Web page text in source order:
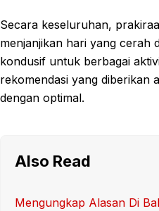
Secara keseluruhan,
menjanjikan hari yang cerah
kondusif untuk berbagai
rekomendasi yang diberikan
dengan optimal.
Also Read
Mengungkap Alasan Di